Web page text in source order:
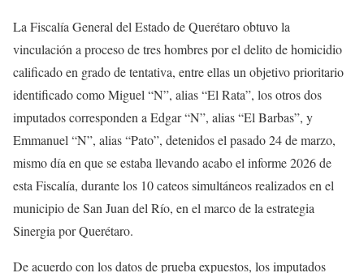
La Fiscalía General del Estado de Querétaro obtuvo la
vinculación a proceso de tres hombres por el delito de homicidio
calificado en grado de tentativa, entre ellas un objetivo prioritario
identificado como Miguel “N”, alias “El Rata”, los otros dos
imputados corresponden a Edgar “N”, alias “El Barbas”, y
Emmanuel “N”, alias “Pato”, detenidos el pasado 24 de marzo,
mismo día en que se estaba llevando acabo el informe 2026 de
esta Fiscalía, durante los 10 cateos simultáneos realizados en el
municipio de San Juan del Río, en el marco de la estrategia
Sinergia por Querétaro.
De acuerdo con los datos de prueba expuestos, los imputados